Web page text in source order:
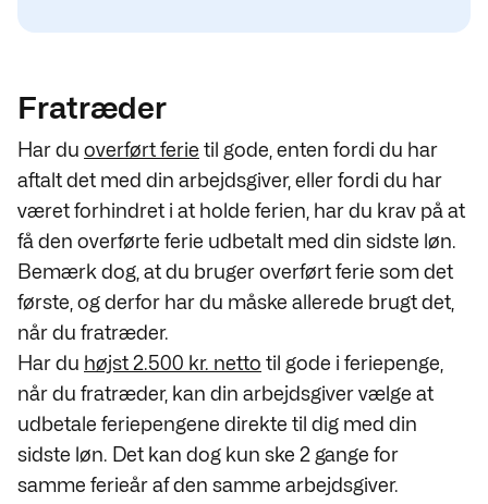
Fratræder
Har du overført ferie til gode, enten fordi du har
aftalt det med din arbejdsgiver, eller fordi du har
været forhindret i at holde ferien, har du krav på at
få den overførte ferie udbetalt med din sidste løn.
Bemærk dog, at du bruger overført ferie som det
første, og derfor har du måske allerede brugt det,
når du fratræder.
Har du højst 2.500 kr. netto til gode i feriepenge,
når du fratræder, kan din arbejdsgiver vælge at
udbetale feriepengene direkte til dig med din
sidste løn. Det kan dog kun ske 2 gange for
samme ferieår af den samme arbejdsgiver.